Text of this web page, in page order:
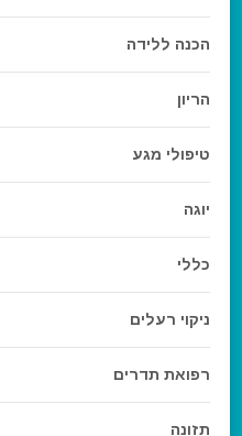
הכנה ללידה
הריון
טיפולי מגע
יוגה
כללי
ניקוי רעלים
רפואת תדרים
תזונה